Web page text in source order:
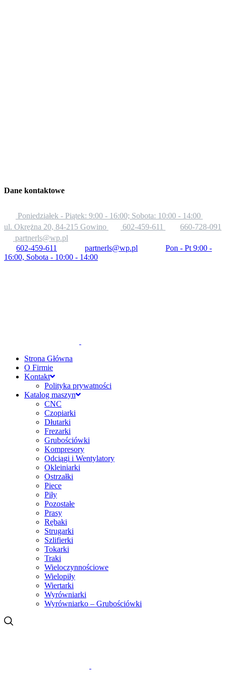
Dane kontaktowe
Poniedziałek - Piątek: 9:00 - 16:00; Sobota: 10:00 - 14:00
ul. Okrężna 20, 84-215 Gowino
602-459-611
660-728-091
partnerls@wp.pl
602-459-611
partnerls@wp.pl
Pon - Pt 9:00 -
16:00, Sobota - 10:00 - 14:00
Strona Główna
O Firmie
Kontakt
Polityka prywatności
Katalog maszyn
CNC
Czopiarki
Dłutarki
Frezarki
Grubościówki
Kompresory
Odciągi i Wentylatory
Okleiniarki
Ostrzałki
Piece
Piły
Pozostałe
Prasy
Rębaki
Strugarki
Szlifierki
Tokarki
Traki
Wieloczynnościowe
Wielopiły
Wiertarki
Wyrówniarki
Wyrówniarko – Grubościówki